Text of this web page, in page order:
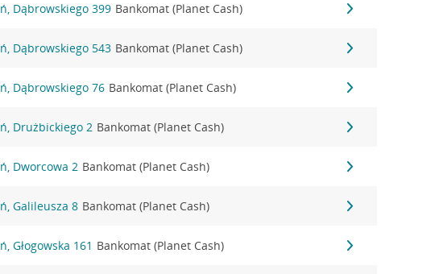
Dąbrowskiego 399 Bankomat (Planet Cash)
Dąbrowskiego 543 Bankomat (Planet Cash)
Dąbrowskiego 76 Bankomat (Planet Cash)
Drużbickiego 2 Bankomat (Planet Cash)
Dworcowa 2 Bankomat (Planet Cash)
Galileusza 8 Bankomat (Planet Cash)
Głogowska 161 Bankomat (Planet Cash)